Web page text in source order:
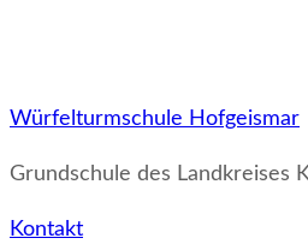
Würfelturmschule Hofgeismar
Grundschule des Landkreises
Kontakt